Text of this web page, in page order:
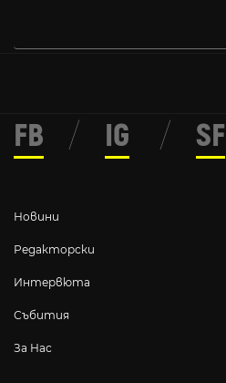
Новини
Редакторски
Интервюта
Събития
За Нас
FB / IG / SF